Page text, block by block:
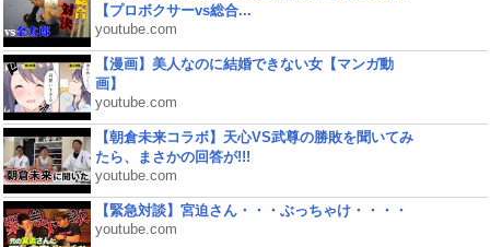
【プロボクサーvs総合...
youtube.com
【漫画】美人なのに結婚できない女【マンガ動
画】
youtube.com
【朝倉未来コラボ】天心VS武尊の勝敗を聞いてみ
たら、まさかの回答が!!!
youtube.com
【緊急対談】宮迫さん・・・ぶっちゃけ・・・・
youtube.com